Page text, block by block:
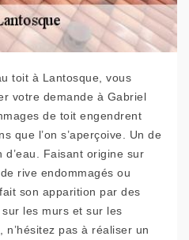
toit à Lantosque, vous
votre demande à Gabriel
de toit engendrent
que l’on s’aperçoive. Un de
d’eau. Faisant origine sur
rive endommagés ou
son apparition par des
les murs et sur les
pas à réaliser un